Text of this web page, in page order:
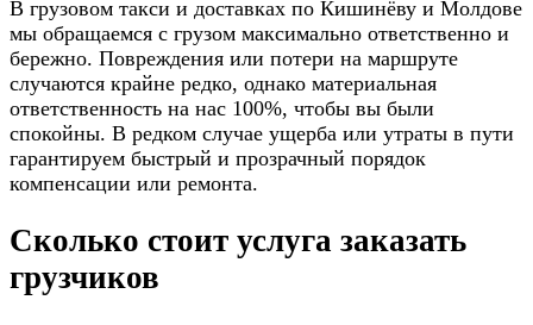
В грузовом такси и доставках по Кишинёву и Молдове
мы обращаемся с грузом максимально ответственно и
бережно. Повреждения или потери на маршруте
случаются крайне редко, однако материальная
ответственность на нас 100%, чтобы вы были
спокойны. В редком случае ущерба или утраты в пути
гарантируем быстрый и прозрачный порядок
компенсации или ремонта.
Сколько стоит услуга заказать
грузчиков